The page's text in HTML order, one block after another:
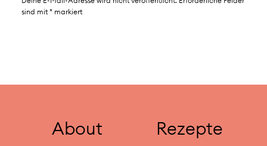
sind mit *markiert
About Rezepte